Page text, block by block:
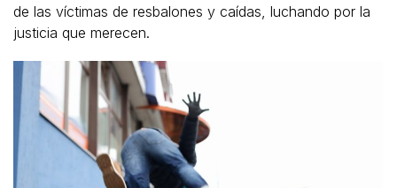
de las víctimas de resbalones y caídas, luchando por la
justicia que merecen.